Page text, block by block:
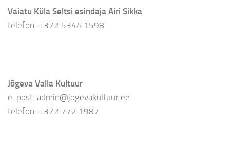
Vaiatu Küla Seltsi esindaja Airi Sikka
telefon: +372 5344 1598
Jõgeva Valla Kultuur
e-post: admin@jogevakultuur.ee
telefon: +372 772 1987